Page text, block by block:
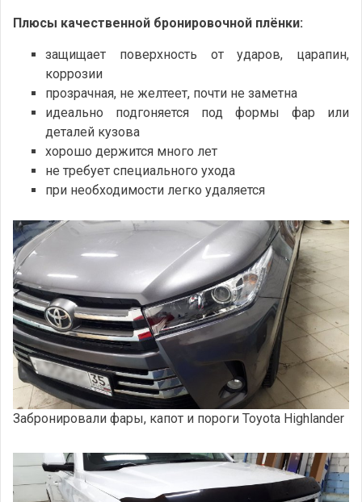
Плюсы качественной бронировочной плёнки:
защищает поверхность от ударов, царапин,
коррозии
прозрачная, не желтеет, почти не заметна
идеально подгоняется под формы фар или
деталей кузова
хорошо держится много лет
не требует специального ухода
при необходимости легко удаляется
Забронировали фары, капот и пороги Toyota Highlander